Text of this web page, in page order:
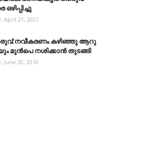
ഒഴിപ്പിച്ചു
April 21, 2021
കഴിഞ്ഞു ആറു
മുൻപെ നശിക്കാൻ തുടങ്ങി
June 20, 2018